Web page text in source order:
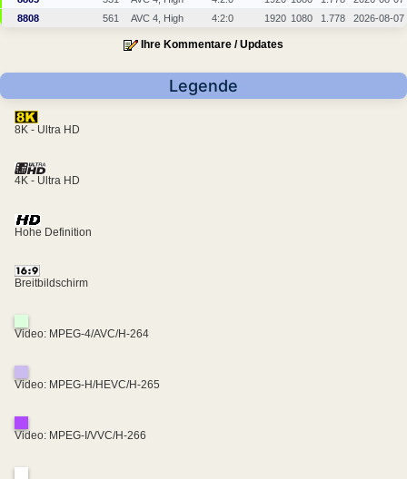
8808
561 AVC 4, High 4:2:0 1920 1080 1.778 2026-08-07
Ihre Kommentare / Updates
Legende
8K - Ultra HD
4K - Ultra HD
Hohe Definition
Breitbildschirm
Video: MPEG-4/AVC/H-264
Video: MPEG-H/HEVC/H-265
Video: MPEG-I/VVC/H-266